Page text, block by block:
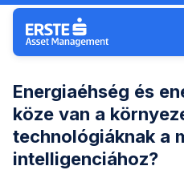
Navigáció kihagyása
Energiaéhség és
köze van a
technológiáknak a
intelligenciához?